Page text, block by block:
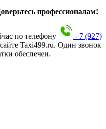
профессионалам!
по телефону
+7 (927)
Taxi499.ru. Один звонок
обеспечен.